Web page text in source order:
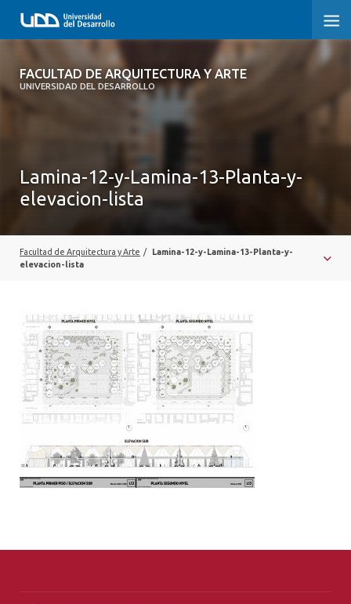
FACULTAD DE ARQUITECTURA Y ARTE
UNIVERSIDAD DEL DESARROLLO
FACULTAD DE ARQUITECTURA Y ARTE
CARRERA
MAGÍSTER
VINCULACIÓN CON EL MEDIO
ALUMNI
PLATAFORMA VUT
Lamina-12-y-Lamina-13-Planta-y-
elevacion-lista
Facultad de Arquitectura y Arte /
Lamina-12-y-Lamina-13-Planta-y-
elevacion-lista